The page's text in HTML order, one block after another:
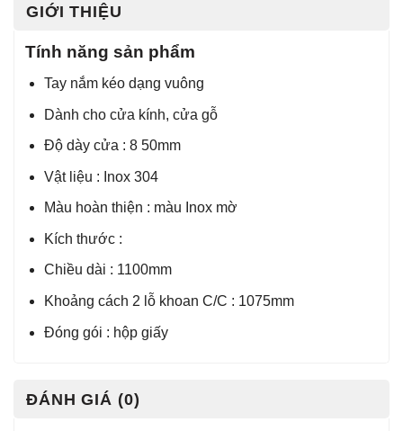
GIỚI THIỆU
Tính năng sản phẩm
Tay nắm kéo dạng vuông
Dành cho cửa kính, cửa gỗ
Độ dày cửa : 8 50mm
Vật liệu : Inox 304
Màu hoàn thiện : màu Inox mờ
Kích thước :
Chiều dài : 1100mm
Khoảng cách 2 lỗ khoan C/C : 1075mm
Đóng gói : hộp giấy
ĐÁNH GIÁ (0)